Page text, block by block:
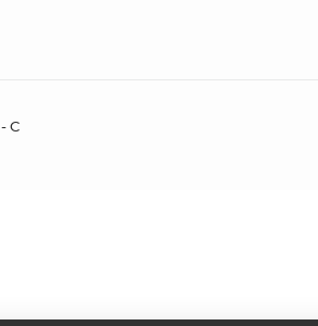
- C